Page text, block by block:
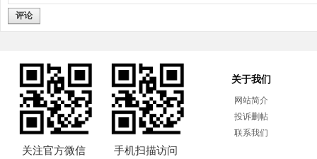
评论
关注官方微信 手机扫描访问
关于我们
网站简介
投诉删帖
联系我们